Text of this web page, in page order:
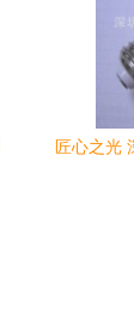
匠心之光